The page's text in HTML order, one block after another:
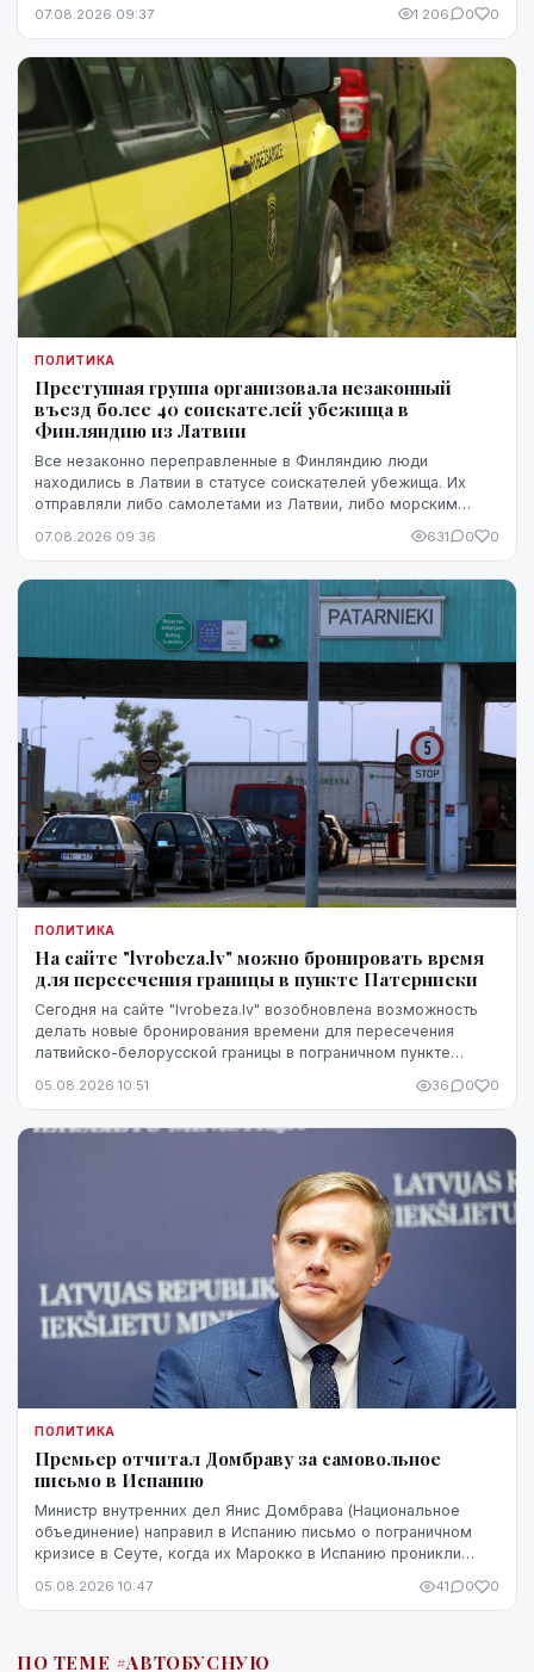
стремительного прогресса.
07.08.2026 09:37 1 206 0 0
ПОЛИТИКА
Преступная группа организовала незаконный
въезд более 40 соискателей убежища в
Финляндию из Латвии
Все незаконно переправленные в Финляндию люди
находились в Латвии в статусе соискателей убежища. Их
отправляли либо самолетами из Латвии, либо морским
07.08.2026 09:36 631 0 0
ПОЛИТИКА
На сайте "lvrobeza.lv" можно бронировать время
для пересечения границы в пункте Патерниеки
Сегодня на сайте "lvrobeza.lv" возобновлена возможность
делать новые бронирования времени для пересечения
латвийско-белорусской границы в пограничном пункте
05.08.2026 10:51 36 0 0
ПОЛИТИКА
Премьер отчитал Домбраву за самовольное
письмо в Испанию
Министр внутренних дел Янис Домбрава (Национальное
объединение) направил в Испанию письмо о пограничном
кризисе в Сеуте, когда их Марокко в Испанию проникли
чувствительно.
05.08.2026 10:47 41 0 0
ПО ТЕМЕ #АВТОБУСНУЮ